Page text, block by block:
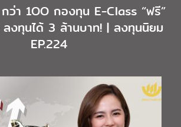
ว่า 1OO กองทุน E-Class “ฟรี”
ลงทุนได้ 3 ล้านบาท! | ลงทุนนิยม
EP.224